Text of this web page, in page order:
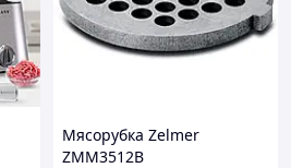
Мясорубка Zelmer
ZMM3512B